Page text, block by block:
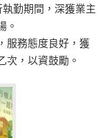
勤期間，深獲業主
。
服務態度良好，獲
次，以資鼓勵。